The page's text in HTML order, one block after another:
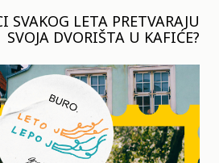
SVAKOG LETA PRETVARAJU
SVOJA DVORIŠTA U KAFIĆE?